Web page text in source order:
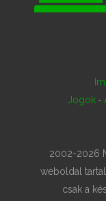
Jogok ·
2002-2026
weboldal
csak a